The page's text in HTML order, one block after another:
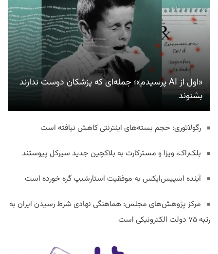
«اول از AI پرسیدم»؛ جمله‌ای که پزشکان دوست ندارند
بشنوند
رگولاتوری: حجم بسته‌های اینترنتی کاهش نیافته است
بلک‌راک، ویزا و مسترکارت به بلاکچین جدید سیرکل پیوستند
آینده اسپیس‌ایکس به موفقیت استارشیپ گره خورده است
مرکز پژوهش‌های مجلس: هماهنگی نهادی شرط رسیدن ایران به
رتبه ۷۵ دولت الکترونیکی است